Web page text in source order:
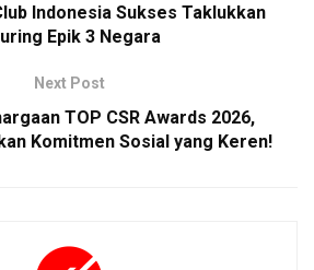
Indonesia Sukses Taklukkan
Epik 3 Negara
Next Post
TOP CSR Awards 2026,
Komitmen Sosial yang Keren!